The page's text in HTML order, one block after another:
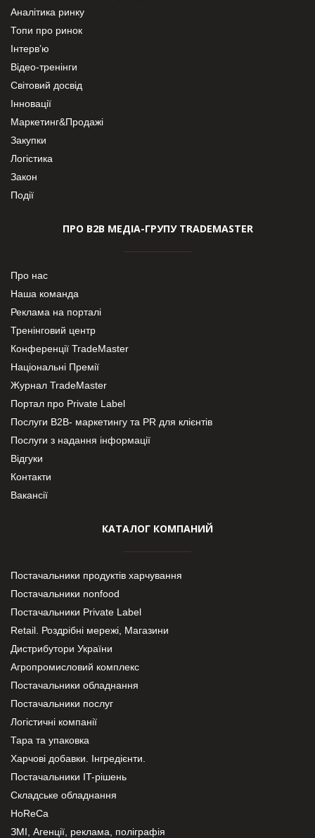
Аналітика ринку
Топи про ринок
Інтерв’ю
Відео-тренінги
Світовий досвід
Інновації
Маркетинг&Продажі
Закупки
Логістика
Закон
Події
ПРО В2В МЕДІА-ГРУПУ TRADEMASTER
Про нас
Наша команда
Реклама на порталі
Тренінговий центр
Конференції TradeMaster
Національні Премії
Журнал TradeMaster
Портал про Private Label
Послуги В2В- маркетингу та PR для клієнтів
Послуги з надання інформації
Відгуки
Контакти
Вакансії
КАТАЛОГ КОМПАНИЙ
Постачальники продуктів харчування
Постачальники nonfood
Постачальники Private Label
Retail. Роздрібні мережі, Магазини
Дистрибутори України
Агропромисловий комплекс
Постачальники обладнання
Постачальники послуг
Логістичні компанії
Тара та упаковка
Харчові добавки. Інгредієнти.
Постачальники IT-рішень
Складське обладнання
HoReCa
ЗМІ, Агенції, реклама, поліграфія